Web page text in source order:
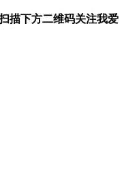
描下方二维码关注我爱